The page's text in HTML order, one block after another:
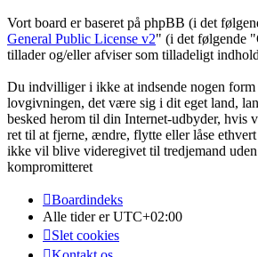
Vort board er baseret på phpBB (i det
General Public License v2" (i det følgende
tillader og/eller afviser som tilladeligt
Du indvilliger i ikke at indsende nogen
lovgivningen, det være sig i dit eget land,
besked herom til din Internet-udbyder,
ret til at fjerne, ændre, flytte eller låse
ikke vil blive videregivet til tredjemand
kompromitteret
Boardindeks
Alle tider erUTC+02:00
Slet cookies